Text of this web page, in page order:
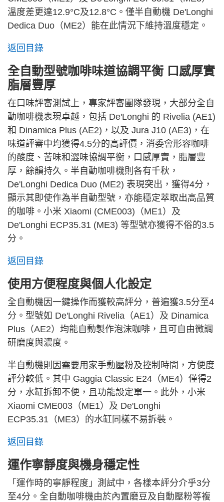
溫度差更達12.9°C及12.8°C。僅半自動機 De'Longhi
Dedica Duo（ME2）能在此情況下維持溫度穩定。
返回目錄
全自動型號咖啡味道協調平衡 口感厚實
脂層豐厚
在口味評審測試上，專家評審團隊發現，大部分全自
動咖啡機表現卓越，包括 De'Longhi 的 Rivelia (AE1)
和 Dinamica Plus (AE2)，以及 Jura J10 (AE3)，在
味道評審中均獲得4.5分的高評價，消委會形容咖啡
的酸度、苦味和澀味協調平衡，口感厚實，脂層豐
厚，餘韻持久。半自動咖啡機則各有千秋，
De'Longhi Dedica Duo (ME2) 表現突出，獲得4分，
顯示其即使作為半自動型號，亦能穩定萃取出高品質
的咖啡。小米 Xiaomi (CME003)（ME1）及
De'Longhi ECP35.31 (ME3) 等型號亦獲得不俗的3.5
分。
返回目錄
使用方便程度與個人化設定
全自動機因一鍵操作而獲較高評分，普遍獲3.5分至4
分。型號如 De'Longhi Rivelia（AE1）及 Dinamica
Plus（AE2）均能自動製作泡沫咖啡，且可自由微調
研磨度與濃度。
半自動機則因需要用家手動壓粉及控制時間，方便度
評分較低。其中 Gaggia Classic E24（ME4）僅得2
分，水缸拆卸不便，且功能設定單一。此外，小米
Xiaomi CME003（ME1）及 De'Longhi
ECP35.31（ME3）的水缸同樣不易拆裝。
返回目錄
運作寧靜度與機身穩定性
「運作時的寧靜程度」測試中，各樣本評分介乎3分
至4分。全自動咖啡機由於內置磨豆及自動壓粉等複